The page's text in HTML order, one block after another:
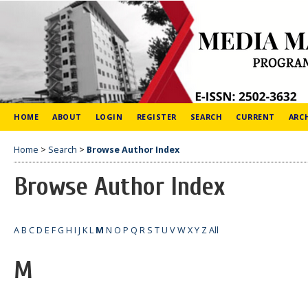
HOME ABOUT LOGIN REGISTER SEARCH CURRENT
Home > Search > Browse Author Index
Browse Author Index
AB CD E FG H I J KL M N O P Q R S TU VWXY ZAll
M